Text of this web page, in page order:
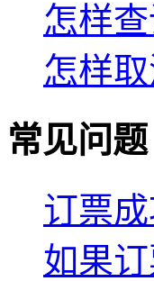
怎样查
怎样取
常见问题
订票
如果